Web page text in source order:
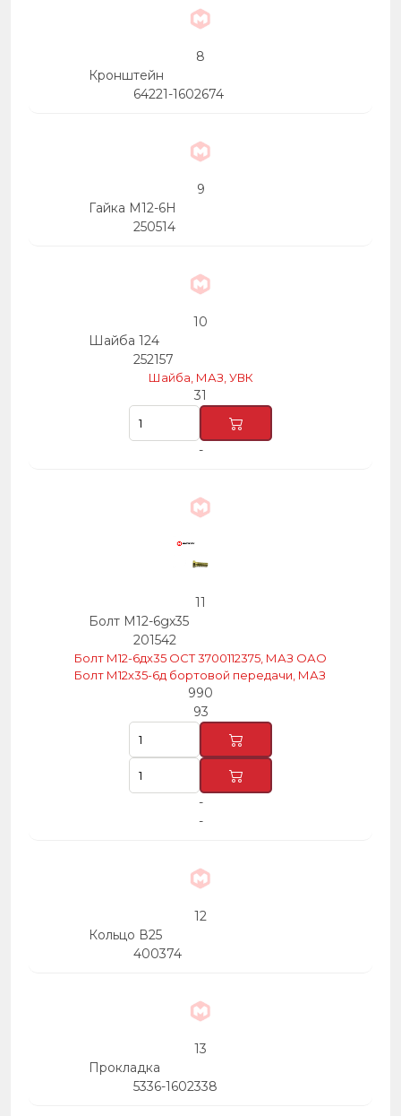
8
Кронштейн
64221-1602674
9
Гайка М12-6Н
250514
10
Шайба 124
252157
Шайба, МАЗ, УВК
31
-
11
Болт М12-6gх35
201542
Болт М12-6дх35 ОСТ 3700112375, МАЗ ОАО
Болт М12х35-6д бортовой передачи, МАЗ
990
93
-
-
12
Кольцо В25
400374
13
Прокладка
5336-1602338